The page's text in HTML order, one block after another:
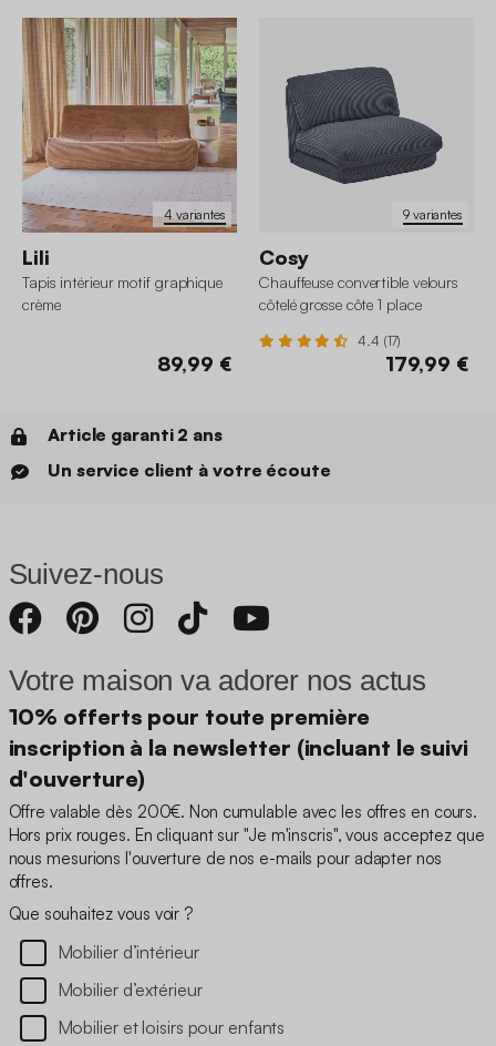
4 variantes
Lili
Tapis intérieur motif graphique
crème
89,99 €
9 variantes
Cosy
Chauffeuse convertible velours
côtelé grosse côte 1 place
4.4 (17)
179,99 €
Article garanti 2 ans
Un service client à votre écoute
Suivez-nous
Votre maison va adorer nos actus
10% offerts pour toute première
inscription à la newsletter (incluant le suivi
d'ouverture)
Offre valable dès 200€. Non cumulable avec les offres en cours.
Hors prix rouges. En cliquant sur "Je m'inscris", vous acceptez que
nous mesurions l'ouverture de nos e-mails pour adapter nos
offres.
Que souhaitez vous voir ?
Mobilier d’intérieur
Mobilier d’extérieur
Mobilier et loisirs pour enfants